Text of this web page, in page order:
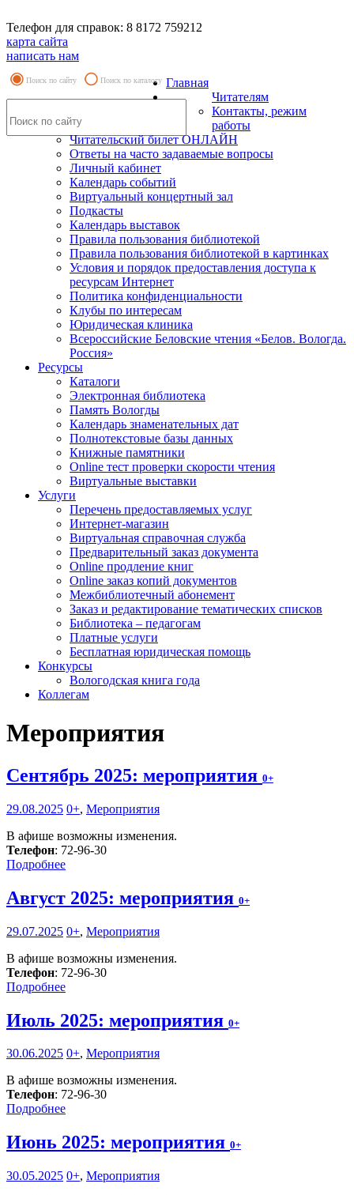
Телефон для справок: 8 8172 759212
карта сайта
написать нам
Поиск по сайту Поиск по каталогу Главная
Читателям
Контакты, режим
работы
Читательский билет ОНЛАЙН
Ответы на часто задаваемые вопросы
Личный кабинет
Календарь событий
Виртуальный концертный зал
Подкасты
Календарь выставок
Правила пользования библиотекой
Правила пользования библиотекой в картинках
Условия и порядок предоставления доступа к
ресурсам Интернет
Политика конфиденциальности
Клубы по интересам
Юридическая клиника
Всероссийские Беловские чтения «Белов. Вологда.
Россия»
Ресурсы
Каталоги
Электронная библиотека
Память Вологды
Календарь знаменательных дат
Полнотекстовые базы данных
Книжные памятники
Online тест проверки скорости чтения
Виртуальные выставки
Услуги
Перечень предоставляемых услуг
Интернет-магазин
Виртуальная справочная служба
Предварительный заказ документа
Online продление книг
Online заказ копий документов
Межбиблиотечный абонемент
Заказ и редактирование тематических списков
Библиотека – педагогам
Платные услуги
Бесплатная юридическая помощь
Конкурсы
Вологодская книга года
Коллегам
Мероприятия
Сентябрь 2025: мероприятия 0+
29.08.2025 0+, Мероприятия
В афише возможны изменения.
Телефон: 72-96-30
Подробнее
Август 2025: мероприятия 0+
29.07.2025 0+, Мероприятия
В афише возможны изменения.
Телефон: 72-96-30
Подробнее
Июль 2025: мероприятия 0+
30.06.2025 0+, Мероприятия
В афише возможны изменения.
Телефон: 72-96-30
Подробнее
Июнь 2025: мероприятия 0+
30.05.2025 0+, Мероприятия